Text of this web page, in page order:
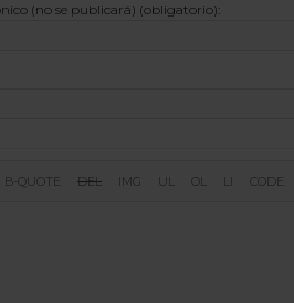
(no se publicará) (obligatorio):